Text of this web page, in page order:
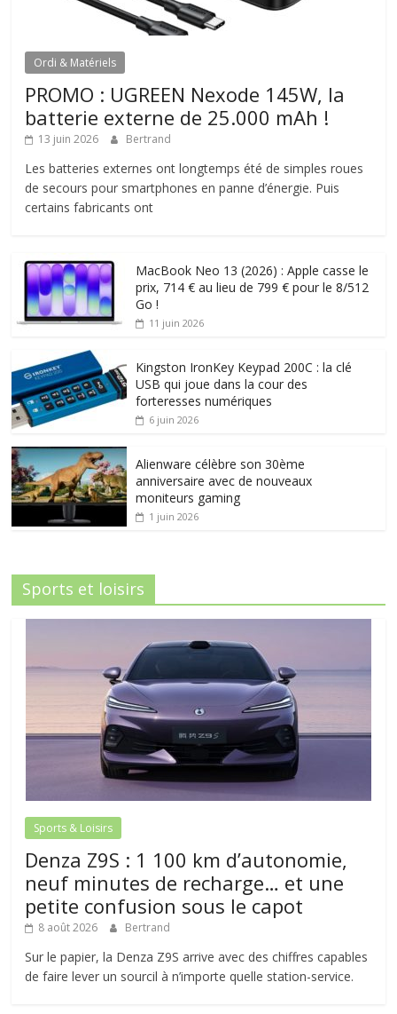
Ordi & Matériels
PROMO : UGREEN Nexode 145W, la
batterie externe de 25.000 mAh !
13 juin 2026 Bertrand
Les batteries externes ont longtemps été de simples roues
de secours pour smartphones en panne d’énergie. Puis
certains fabricants ont
MacBook Neo 13 (2026) : Apple casse le
prix, 714 € au lieu de 799 € pour le 8/512
Go !
11 juin 2026
Kingston IronKey Keypad 200C : la clé
USB qui joue dans la cour des
forteresses numériques
6 juin 2026
Alienware célèbre son 30ème
anniversaire avec de nouveaux
moniteurs gaming
1 juin 2026
Sports et loisirs
Sports & Loisirs
Denza Z9S : 1 100 km d’autonomie,
neuf minutes de recharge… et une
petite confusion sous le capot
8 août 2026 Bertrand
Sur le papier, la Denza Z9S arrive avec des chiffres capables
de faire lever un sourcil à n’importe quelle station-service.